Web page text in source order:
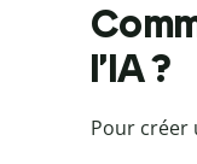
l’IA ?
Pour créer